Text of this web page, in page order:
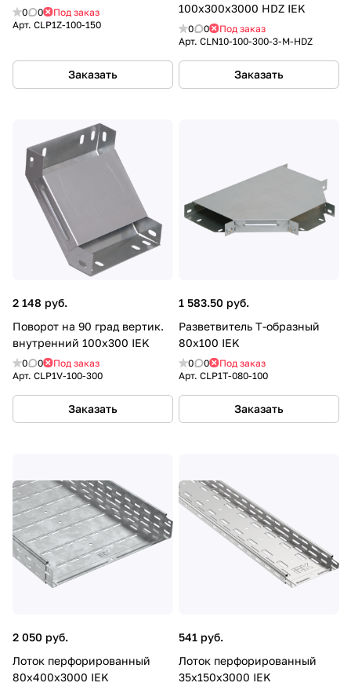
0 0
Под заказ
Арт. CLP1Z-100-150
Заказать
100х300х3000 HDZ IEK
0 0
Под заказ
Арт. CLN10-100-300-3-M-HDZ
Заказать
2 148 руб.
Поворот на 90 град вертик.
внутренний 100х300 IEK
0 0
Под заказ
Арт. CLP1V-100-300
Заказать
1 583.50 руб.
Разветвитель Т-образный
80х100 IEK
0 0
Под заказ
Арт. CLP1T-080-100
Заказать
2 050 руб.
Лоток перфорированный
80х400х3000 IEK
541 руб.
Лоток перфорированный
35х150х3000 IEK